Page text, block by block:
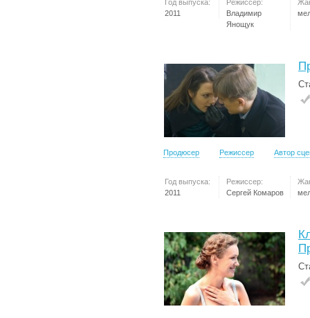
Год выпуска:
2011
Режиссер:
Владимир
Янощук
Продюсер Режиссер Автор
Год выпуска:
2011
Режиссер:
Сергей Комаров